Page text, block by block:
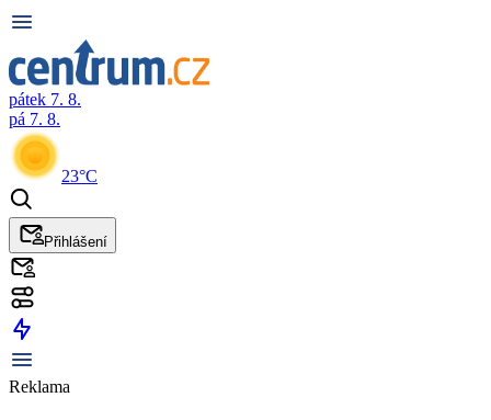
pátek 7. 8.
pá 7. 8.
23°C
Přihlášení
Reklama